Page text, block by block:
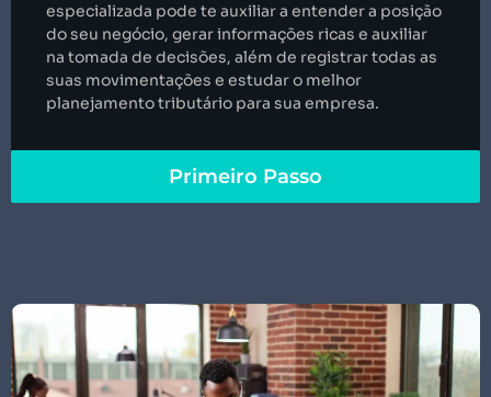
especializada pode te auxiliar a entender a posição
do seu negócio, gerar informações ricas e auxiliar
na tomada de decisões, além de registrar todas as
suas movimentações e estudar o melhor
planejamento tributário para sua empresa.
Primeiro Passo